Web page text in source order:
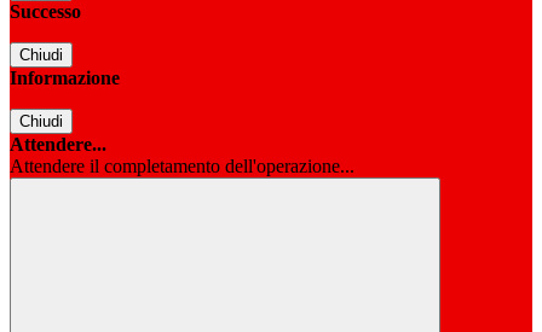
Successo
Chiudi
Informazione
Chiudi
Attendere...
Attendere il completamento dell'operazione...